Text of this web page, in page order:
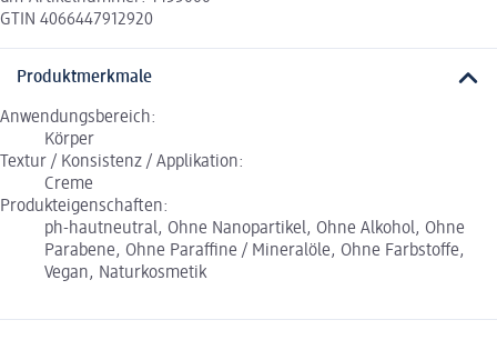
GTIN 4066447912920
Produktmerkmale
Anwendungsbereich:
Körper
Textur / Konsistenz / Applikation:
Creme
Produkteigenschaften:
ph-hautneutral, Ohne Nanopartikel, Ohne Alkohol, Ohne
Parabene, Ohne Paraffine / Mineralöle, Ohne Farbstoffe,
Vegan, Naturkosmetik